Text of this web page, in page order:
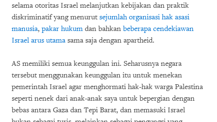
selama otoritas Israel melanjutkan kebijakan dan praktik
diskriminatif yang menurut sejumlah organisasi hak asasi
manusia, pakar hukum dan bahkan beberapa cendekiawan
Israel arus utama sama saja dengan apartheid.
AS memiliki semua keunggulan ini. Seharusnya negara
tersebut menggunakan keunggulan itu untuk menekan
pemerintah Israel agar menghormati hak-hak warga Palestina
seperti nenek dari anak-anak saya untuk bepergian dengan
bebas antara Gaza dan Tepi Barat, dan memasuki Israel